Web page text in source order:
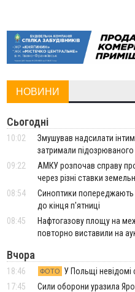
НОВИНИ
Сьогодні
10:02
Змушував надсилати
затримали
09:22
АМКУ розпочав справу
через різні ставки
08:54
Синоптики попереджають
до кінця п'ятниці
08:45
Нафтогазову площу на
повторно виставили на
Вчора
18:46 ФОТО
У Польщі
17:45
Сили оборони уразила